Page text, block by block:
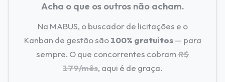
Acha o que os outros não acham.
Na MABUS, o buscador de licitações e o
Kanban de gestão são100% gratuitos— para
sempre. O que concorrentes cobramR$
179/mês, aqui é de graça.